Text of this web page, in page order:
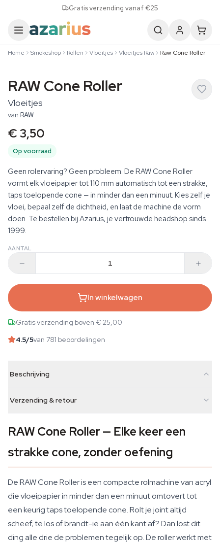
Gratis verzending vanaf €25
Home Smokeshop Rollen Vloeitjes Vloeitjes Raw Raw Cone Roller
RAW Cone Roller
Vloeitjes
van RAW
€ 3,50
Op voorraad
Geen rolervaring? Geen probleem. De RAW Cone Roller
vormt elk vloeipapier tot 110 mm automatisch tot een strakke,
taps toelopende cone — in minder dan een minuut. Kies zelf je
vloei, bepaal zelf de dichtheid, en laat de machine de vorm
doen. Te bestellen bij Azarius, je vertrouwde headshop sinds
1999.
AANTAL
In winkelwagen
Gratis verzending boven € 25,00
4.5/5van 781 beoordelingen
Beschrijving
Verzending & retour
RAW Cone Roller — Elke keer een
strakke cone, zonder oefening
De RAW Cone Roller is een compacte rolmachine van acryl
die vloeipapier in minder dan een minuut omtovert tot
een keurig taps toelopende cone. Rolt je joint altijd
scheef, te los of brandt-ie aan één kant af? Dan lost dit
ding alle drie de problemen tegelijk op. De roller werkt met